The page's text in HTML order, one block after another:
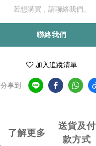
若想購買，請聯絡我們。
聯絡我們
加入追蹤清單
分享到
了解更多
送貨及付
款方式